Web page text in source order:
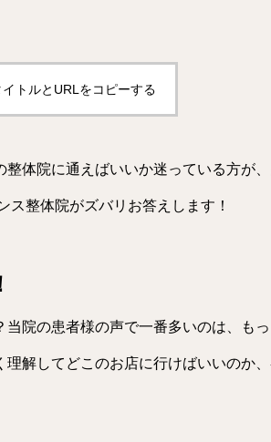
トルとURLをコピーする
体院に通えばいいか迷っている方が
ス整体院がズバリお答えします！
院の患者様の声で一番多いのは、も
解してどこのお店に行けばいいのか